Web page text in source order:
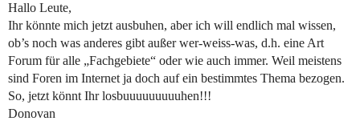
Hallo Leute,
Ihr könnte mich jetzt ausbuhen, aber ich will endlich mal wissen,
ob’s noch was anderes gibt außer wer-weiss-was, d.h. eine Art
Forum für alle „Fachgebiete“ oder wie auch immer. Weil meistens
sind Foren im Internet ja doch auf ein bestimmtes Thema bezogen.
So, jetzt könnt Ihr losbuuuuuuuuuhen!!!
Donovan